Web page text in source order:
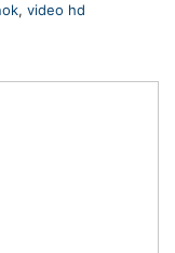
, video hd